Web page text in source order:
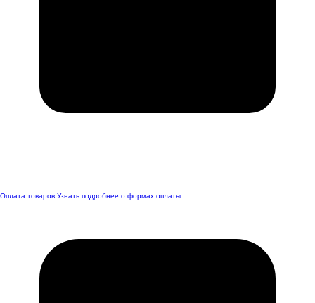
Оплата товаров Узнать подробнее о формах оплаты